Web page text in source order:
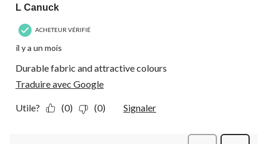
L Canuck
ACHETEUR VÉRIFIÉ
il y a un mois
Durable fabric and attractive colours
Traduire avec Google
Utile? (0) (0) Signaler